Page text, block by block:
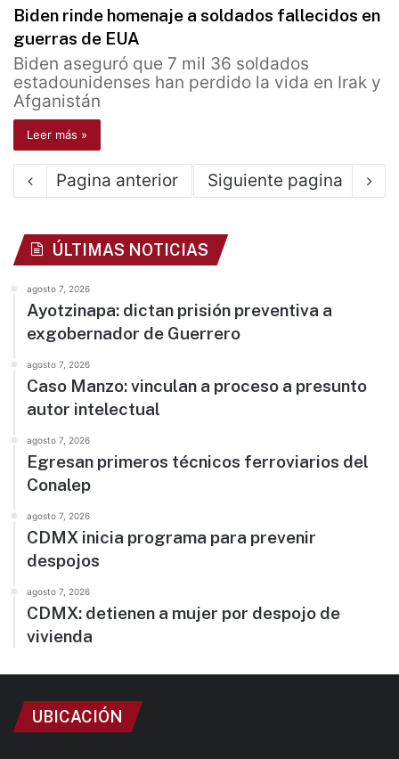
Biden rinde homenaje a soldados fallecidos en
guerras de EUA
Biden aseguró que 7 mil 36 soldados
estadounidenses han perdido la vida en Irak y
Afganistán
Leer más »
Pagina anterior Siguiente pagina
ÚLTIMAS NOTICIAS
agosto 7, 2026
Ayotzinapa: dictan prisión preventiva a
exgobernador de Guerrero
agosto 7, 2026
Caso Manzo: vinculan a proceso a presunto
autor intelectual
agosto 7, 2026
Egresan primeros técnicos ferroviarios del
Conalep
agosto 7, 2026
CDMX inicia programa para prevenir
despojos
agosto 7, 2026
CDMX: detienen a mujer por despojo de
vivienda
UBICACIÓN